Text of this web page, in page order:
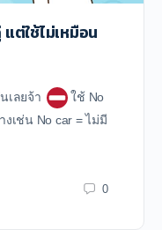
ต่ใช้ไม่เหมือน
เลยจ้า
ใช้ No
งเช่น No car = ไม่มี
0